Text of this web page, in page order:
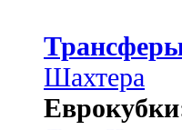
Шахтера